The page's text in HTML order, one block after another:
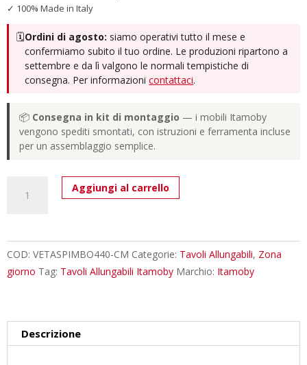
✓ 100% Made in Italy
🗓️Ordini di agosto: siamo operativi tutto il mese e
confermiamo subito il tuo ordine. Le produzioni ripartono a
settembre e da lì valgono le normali tempistiche di
consegna. Per informazionicontattaci.
📦 Consegna in kit di montaggio — i mobili Itamoby
vengono spediti smontati, con istruzioni e ferramenta incluse
per un assemblaggio semplice.
allungabile
Spimbo
cemento
Aggiungi al carrello
COD: VETASPIMBO440-CM Categorie: Tavoli Allungabili, Zona
giorno Tag: Tavoli Allungabili Itamoby Marchio: Itamoby
Descrizione